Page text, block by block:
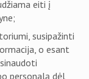
eiti į
susipažinti
o esant
personalą dėl